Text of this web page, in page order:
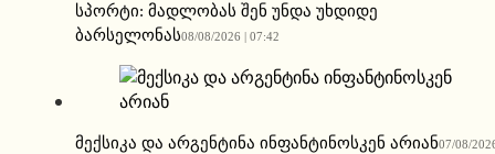
სპორტი: მადლობას შენ უნდა უხდიდე
ბარსელონას08/08/2026 | 07:42
მექსიკა და არგენტინა ინფანტინოსკენ არიან07/08/